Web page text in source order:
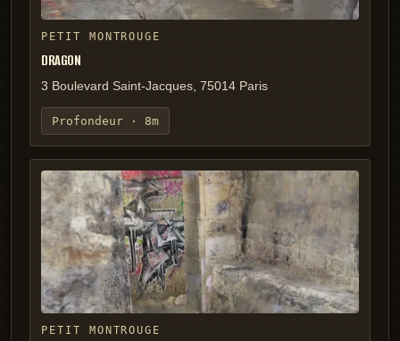
PETIT MONTROUGE
DRAGON
3 Boulevard Saint-Jacques, 75014 Paris
Profondeur · 8m
PETIT MONTROUGE